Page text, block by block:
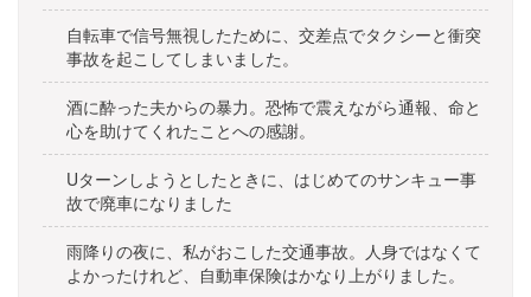
自転車で信号無視したために、交差点でタクシーと衝突
事故を起こしてしまいました。
酒に酔った夫からの暴力。恐怖で震えながら通報、命と
心を助けてくれたことへの感謝。
Uターンしようとしたときに、はじめてのサンキュー事
故で廃車になりました
雨降りの夜に、私がおこした交通事故。人身ではなくて
よかったけれど、自動車保険はかなり上がりました。